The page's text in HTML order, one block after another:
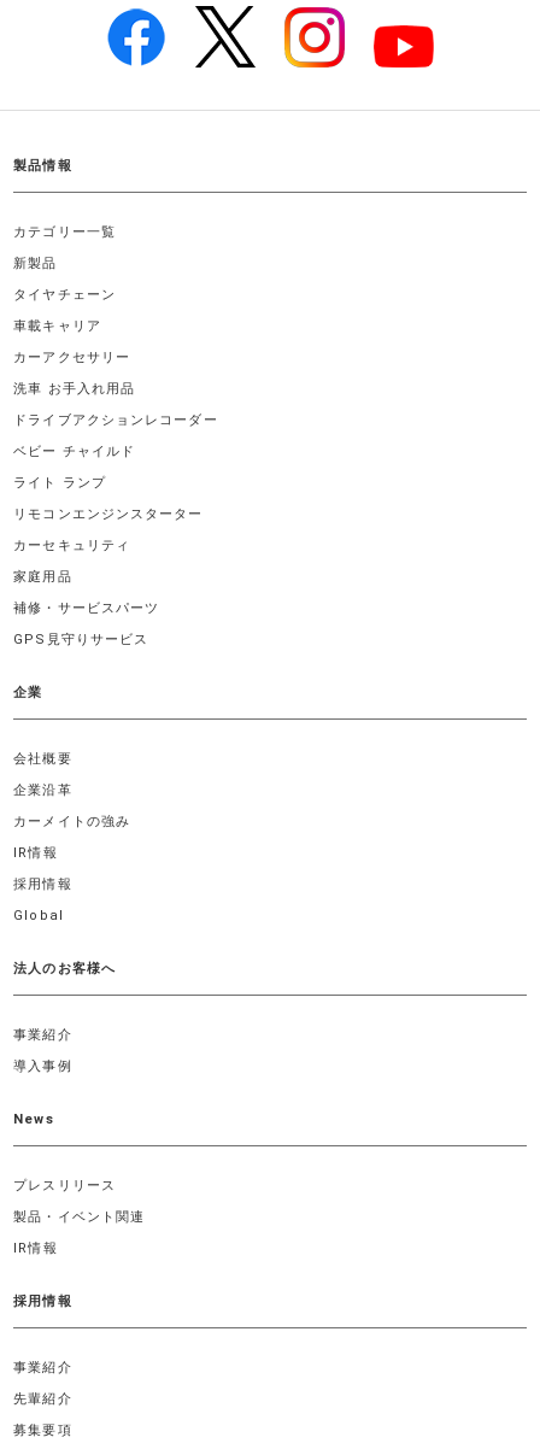
製品情報
カテゴリー一覧
新製品
タイヤチェーン
車載キャリア
カーアクセサリー
洗車 お手入れ用品
ドライブアクションレコーダー
ベビー チャイルド
ライト ランプ
リモコンエンジンスターター
カーセキュリティ
家庭用品
補修・サービスパーツ
GPS見守りサービス
企業
会社概要
企業沿革
カーメイトの強み
IR情報
採用情報
Global
法人のお客様へ
事業紹介
導入事例
News
プレスリリース
製品・イベント関連
IR情報
採用情報
事業紹介
先輩紹介
募集要項